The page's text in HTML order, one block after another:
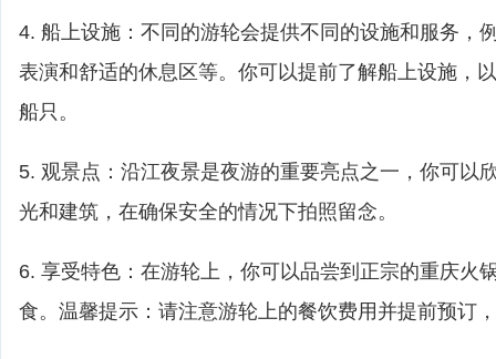
4. 船上设施：不同的游轮会提供不同的设施和服务，
表演和舒适的休息区等。你可以提前了解船上设施，
船只。
5. 观景点：沿江夜景是夜游的重要亮点之一，你可以
光和建筑，在确保安全的情况下拍照留念。
6. 享受特色：在游轮上，你可以品尝到正宗的重庆火
食。温馨提示：请注意游轮上的餐饮费用并提前预订